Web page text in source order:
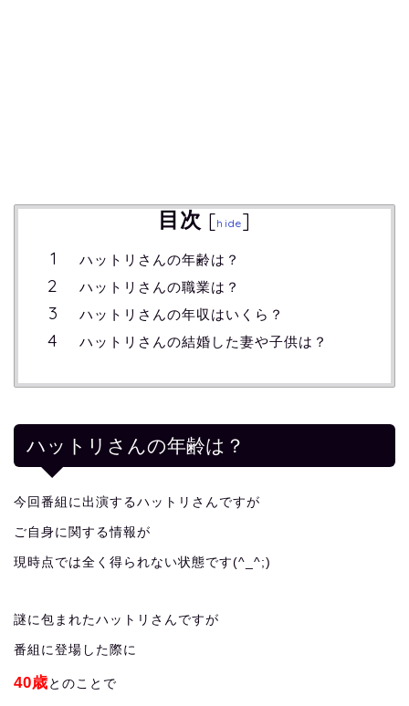
目次 [hide]
ハットリさんの年齢は？
ハットリさんの職業は？
ハットリさんの年収はいくら？
ハットリさんの結婚した妻や子供は？
ハットリさんの年齢は？
今回番組に出演するハットリさんですが
ご自身に関する情報が
現時点では全く得られない状態です(^_^;)
謎に包まれたハットリさんですが
番組に登場した際に
40歳 とのことで